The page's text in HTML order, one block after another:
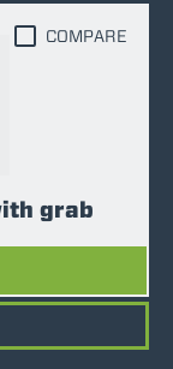
grab
COMPARE